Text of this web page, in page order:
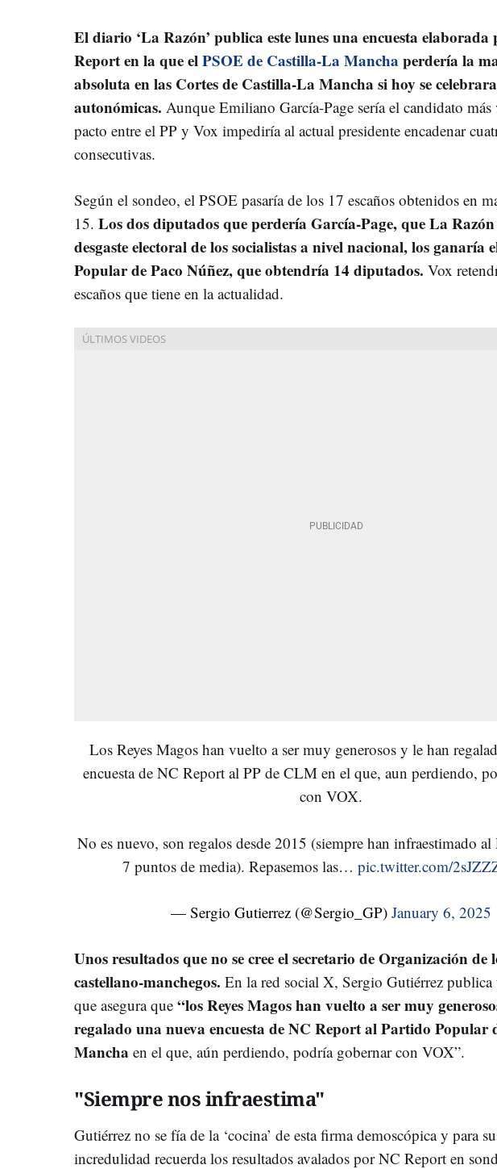
El diario ‘La Razón’ publica este lunes una encuesta elaborada
Report en la que elPSOE de Castilla-La Mancha perdería la
absoluta en las Cortes de Castilla-La Mancha si hoy se
autonómicas. Aunque Emiliano García-Page sería el candidato más
pacto entre el PP y Vox impediría al actual presidente encadenar
consecutivas.
Según el sondeo, el PSOE pasaría de los 17 escaños obtenidos en
15. Los dos diputados que perdería García-Page, que La
desgaste electoral de los socialistas a nivel nacional, los ganaría
Popular de Paco Núñez, que obtendría 14 diputados. Vox
escaños que tiene en la actualidad.
Los Reyes Magos han vuelto a ser muy generosos y le han
encuesta de NC Report al PP de CLM en el que, aun perdiendo,
con VOX.
No es nuevo, son regalos desde 2015 (siempre han infraestimado
7 puntos de media). Repasemos las…pic.twitter.com/
— Sergio Gutierrez (@Sergio_GP)January 6, 2025
Unos resultados que no se cree el secretario de Organización de
castellano-manchegos. En la red social X, Sergio Gutiérrez publica
que asegura que “los Reyes Magos han vuelto a ser muy
regalado una nueva encuesta de NC Report al Partido Popular
Mancha en el que, aún perdiendo, podría gobernar con VOX”.
"Siempre nos infraestima"
Gutiérrez no se fía de la ‘cocina’ de esta firma demoscópica y para
incredulidad recuerda los resultados avalados por NC Report en